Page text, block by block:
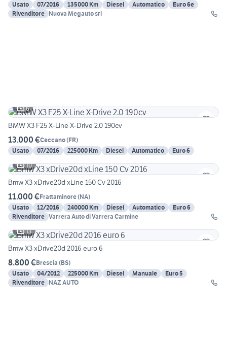
Usato
07/2016 135000 Km Diesel Automatico
Euro 6e
Rivenditore Nuova Megauto srl
6
BMW X3 F25 X-Line X-Drive 2.0 190cv
13.000 €Ceccano(FR)
Usato
07/2016 225000 Km Diesel Automatico
Euro 6
10
Bmw X3 xDrive20d xLine 150 Cv 2016
11.000 €Frattaminore(NA)
Usato
12/2016 240000 Km Diesel Automatico
Euro 6
Rivenditore Varrera Auto di Varrera Carmine
13
Bmw X3 xDrive20d 2016 euro 6
8.800 €Brescia (BS)
Usato
04/2012 225000 Km Diesel Manuale
Euro 5
Rivenditore NAZ AUTO